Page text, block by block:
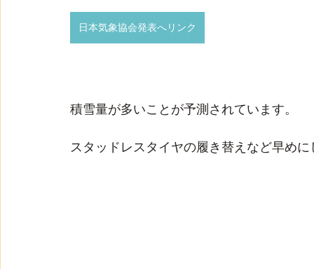
日本気象協会発表へリンク
積雪量が多いことが予測されています。
スタッドレスタイヤの履き替えなど早め